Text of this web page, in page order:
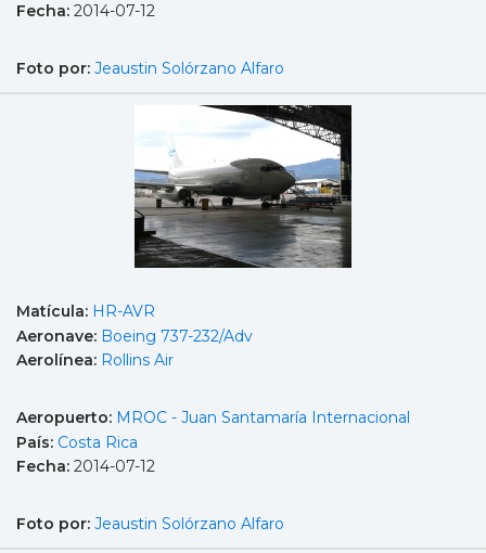
Fecha: 2014-07-12
Foto por: Jeaustin Solórzano Alfaro
Matícula: HR-AVR
Aeronave: Boeing 737-232/Adv
Aerolínea: Rollins Air
Aeropuerto: MROC - Juan Santamaría Internacional
País: Costa Rica
Fecha: 2014-07-12
Foto por: Jeaustin Solórzano Alfaro